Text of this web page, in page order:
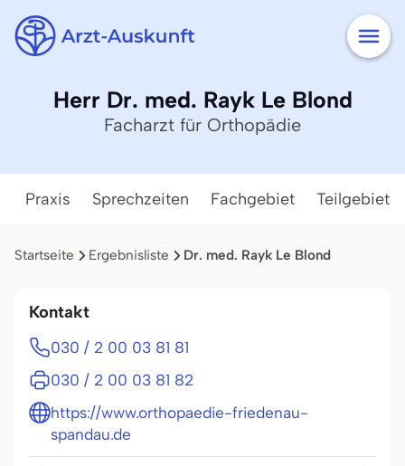
Herr Dr. med. Rayk Le Blond
Facharzt für Orthopädie
Praxis Sprechzeiten Fachgebiet Teilgebiete
Startseite Ergebnisliste Dr. med. Rayk Le Blond
Kontakt
030 / 2 00 03 81 81
030 / 2 00 03 81 82
https://www.orthopaedie-friedenau-
spandau.de